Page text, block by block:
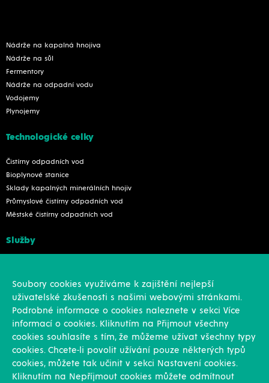
Nádrže na kapalná hnojiva
Nádrže na sůl
Fermentory
Nádrže na odpadní vodu
Vodojemy
Plynojemy
Technologické celky
Čistírny odpadních vod
Bioplynové stanice
Sklady kapalných minerálních hnojiv
Průmyslové čistírny odpadních vod
Městské čistírny odpadních vod
Služby
Soubory cookies využíváme k zajištění nejlepší
uživatelské zkušenosti s našimi webovými stránkami.
Podrobné informace o cookies naleznete v sekci Více
informací o cookies. Kliknutím na Přijmout všechny
cookies souhlasíte s tím, že můžeme užívat všechny typy
cookies. Chcete-li povolit užívání pouze některých typů
cookies, můžete tak učinit v sekci Nastavení cookies.
Kliknutím na Nepříjmout cookies můžete odmítnout